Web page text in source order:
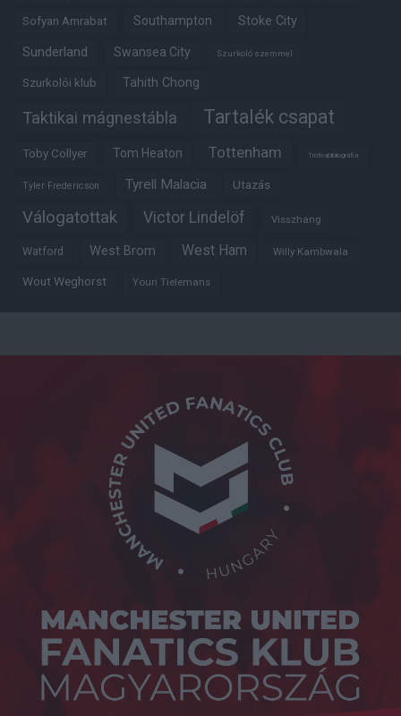
Sofyan Amrabat Southampton Stoke City
Sunderland Swansea City Szurkoló szemmel
Szurkolói klub Tahith Chong
Taktikai mágnestábla Tartalék csapat
Toby Collyer Tom Heaton Tottenham Trófeabibliográfia
Tyler Fredericson Tyrell Malacia Utazás
Válogatottak Victor Lindelöf Visszhang
Watford West Brom West Ham Willy Kambwala
Wout Weghorst Youri Tielemans